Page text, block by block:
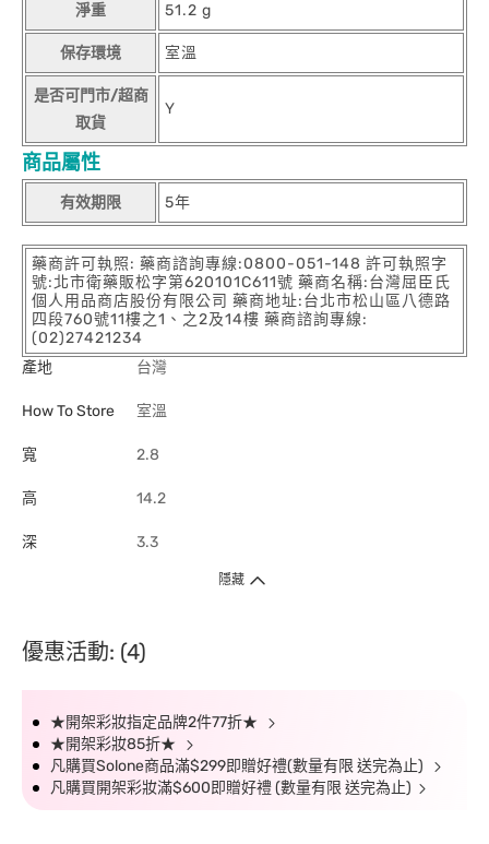
淨重 51.2 g
保存環境 室溫
是否可門市/超商
取貨
Y
商品屬性
有效期限 5年
藥商許可執照: 藥商諮詢專線:0800-051-148 許可執照字
號:北市衛藥販松字第620101C611號 藥商名稱:台灣屈臣氏
個人用品商店股份有限公司 藥商地址:台北市松山區八德路
四段760號11樓之1、之2及14樓 藥商諮詢專線:
(02)27421234
產地
台灣
How To Store 室溫
寬 2.8
高 14.2
深 3.3
隱藏
優惠活動: (4)
★開架彩妝指定品牌2件77折★
★開架彩妝85折★
凡購買Solone商品滿$299即贈好禮(數量有限 送完為止)
凡購買開架彩妝滿$600即贈好禮 (數量有限 送完為止)